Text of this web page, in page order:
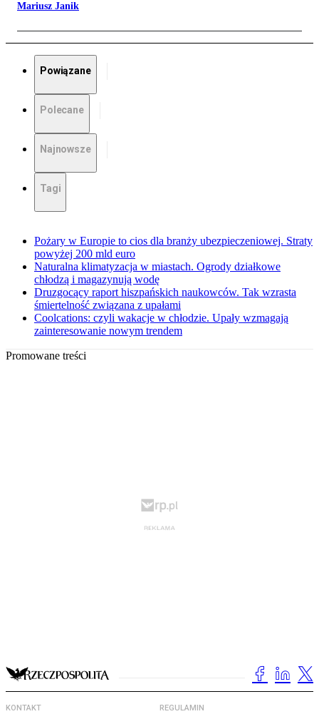
Mariusz Janik
Powiązane
Polecane
Najnowsze
Tagi
Pożary w Europie to cios dla branży ubezpieczeniowej. Straty
powyżej 200 mld euro
Naturalna klimatyzacja w miastach. Ogrody działkowe
chłodzą i magazynują wodę
Druzgocący raport hiszpańskich naukowców. Tak wzrasta
śmiertelność związana z upałami
Coolcations: czyli wakacje w chłodzie. Upały wzmagają
zainteresowanie nowym trendem
Promowane treści
KONTAKT REGULAMIN